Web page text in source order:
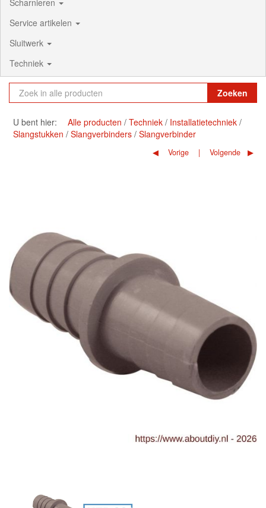
Service artikelen
Sluitwerk
Techniek
Zoeken
U bent hier: Alle producten Techniek
Installatietechniek
Slangstukken
Slangverbinders Slangverbinder
Vorige Volgende